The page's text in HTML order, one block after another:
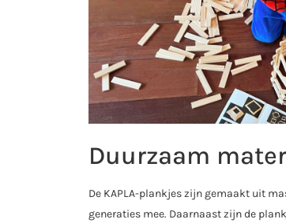
Duurzaam
De KAPLA-plankjes zijn gemaakt uit
generaties mee. Daarnaast zijn de